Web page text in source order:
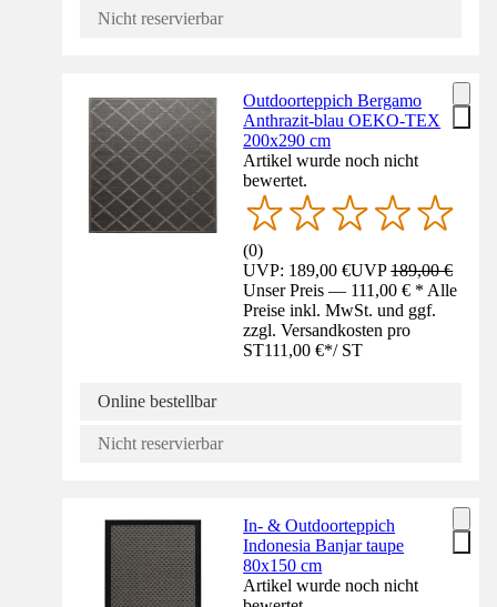
Nicht reservierbar
Outdoorteppich Bergamo
Anthrazit-blau OEKO-TEX
200x290 cm
Artikel wurde noch nicht
bewertet.
(0)
UVP: 189,00 €UVP189,00 €
Unser Preis — 111,00 € * Alle
Preise inkl. MwSt. und ggf.
zzgl. Versandkosten pro
ST111,00 €*/ ST
Online bestellbar
Nicht reservierbar
In- & Outdoorteppich
Indonesia Banjar taupe
80x150 cm
Artikel wurde noch nicht